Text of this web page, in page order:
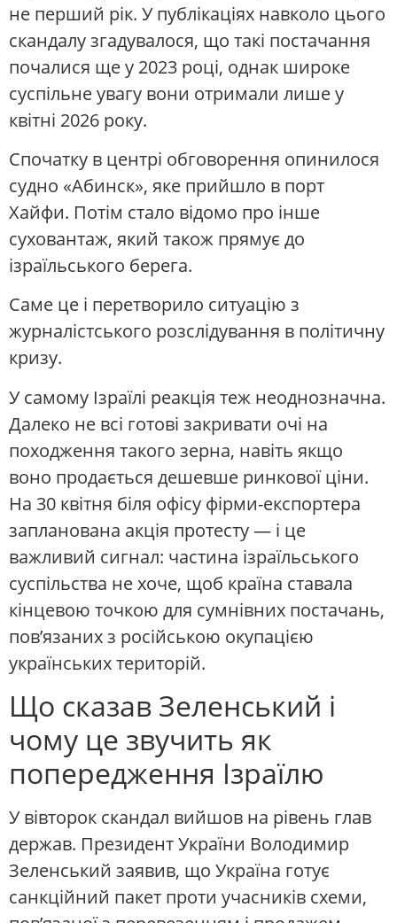
не перший рік. У публікаціях навколо цього
скандалу згадувалося, що такі постачання
почалися ще у 2023 році, однак широке
суспільне увагу вони отримали лише у
квітні 2026 року.
Спочатку в центрі обговорення опинилося
судно «Абинск», яке прийшло в порт
Хайфи. Потім стало відомо про інше
суховантаж, який також прямує до
ізраїльського берега.
Саме це і перетворило ситуацію з
журналістського розслідування в політичну
кризу.
У самому Ізраїлі реакція теж неоднозначна.
Далеко не всі готові закривати очі на
походження такого зерна, навіть якщо
воно продається дешевше ринкової ціни.
На 30 квітня біля офісу фірми-експортера
запланована акція протесту — і це
важливий сигнал: частина ізраїльського
суспільства не хоче, щоб країна ставала
кінцевою точкою для сумнівних постачань,
пов’язаних з російською окупацією
українських територій.
Що сказав Зеленський і
чому це звучить як
попередження Ізраїлю
У вівторок скандал вийшов на рівень глав
держав. Президент України Володимир
Зеленський заявив, що Україна готує
санкційний пакет проти учасників схеми,